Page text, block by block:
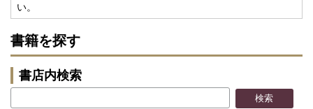
い。
書籍を探す
書店内検索